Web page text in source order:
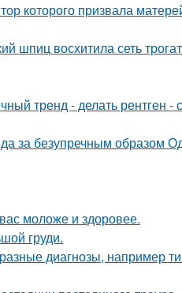
которого призвала
шпиц восхитила сеть
тренд - делать рентген -
за безупречным образом
моложе и здоровее.
груди.
диагнозы, например